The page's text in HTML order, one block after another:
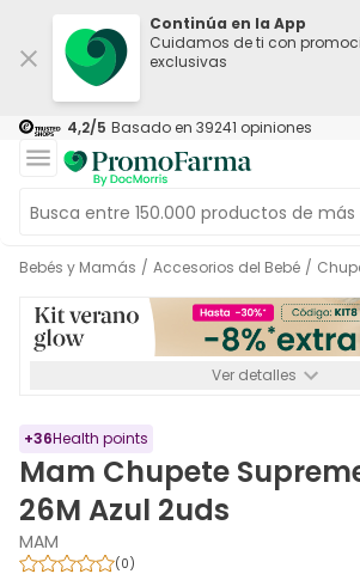
Continúa en la App
Cuidamos de ti con
exclusivas
4,2/5 Basado en 39241 opiniones
Bebés y Mamás / Accesorios del Bebé /
Ver detalles
+36Health points
Mam Chupete
26M Azul 2uds
MAM
(0)